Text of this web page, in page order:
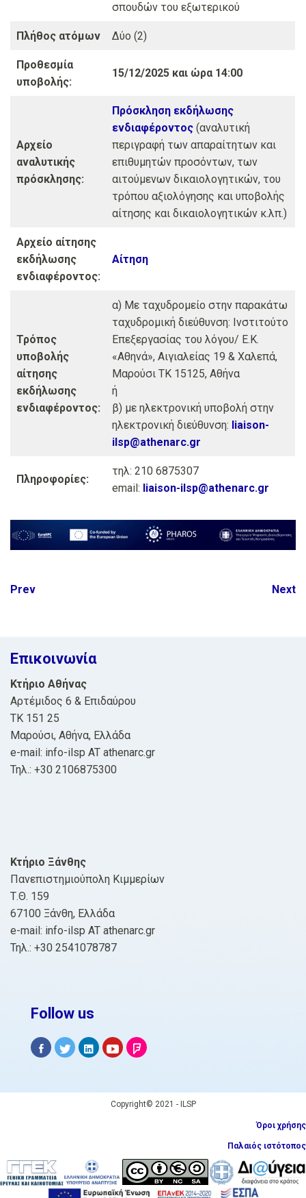
σπουδών του εξωτερικού
Πλήθος ατόμων Δύο (2)
Προθεσμία
υποβολής:
15/12/2025 και ώρα 14:00
Αρχείο
αναλυτικής
πρόσκλησης:
Πρόσκληση εκδήλωσης
ενδιαφέροντος (αναλυτική
περιγραφή των απαραίτητων και
επιθυμητών προσόντων, των
αιτούμενων δικαιολογητικών, του
τρόπου αξιολόγησης και υποβολής
αίτησης και δικαιολογητικών κ.λπ.)
Αρχείο αίτησης
εκδήλωσης
ενδιαφέροντος:
Αίτηση
Τρόπος
υποβολής
αίτησης
εκδήλωσης
ενδιαφέροντος:
α) Με ταχυδρομείο στην παρακάτω
ταχυδρομική διεύθυνση: Ινστιτούτο
Επεξεργασίας του λόγου/ Ε.Κ.
«Αθηνά», Αιγιαλείας 19 & Χαλεπά,
Μαρούσι ΤΚ 15125, Αθήνα
ή
β) με ηλεκτρονική υποβολή στην
ηλεκτρονική διεύθυνση: liaison-
ilsp@athenarc.gr
Πληροφορίες:
τηλ: 210 6875307
email: liaison-ilsp@athenarc.gr
Post
Prev Next
Επικοινωνία
Κτήριο Αθήνας
Αρτέμιδος 6 & Επιδαύρου
ΤΚ 151 25
Μαρούσι, Αθήνα, Ελλάδα
e-mail: info-ilsp AT athenarc.gr
Τηλ.: +30 2106875300
Κτήριο Ξάνθης
Πανεπιστημιούπολη Κιμμερίων
Τ.Θ. 159
67100 Ξάνθη, Ελλάδα
e-mail: info-ilsp AT athenarc.gr
Τηλ.: +30 2541078787
Follow us
Copyright© 2021 - ILSP
Όροι χρήσης
Παλαιός ιστότοπος